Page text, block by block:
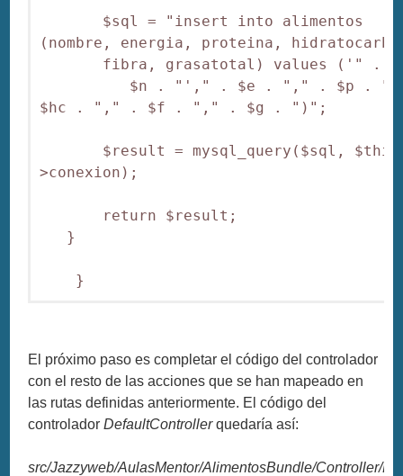
$sql = "insert into alimentos
(nombre, energia, proteina,
fibra, grasatotal) values ('" .
$n . "'," . $e . "," . $p .
$hc . "," . $f . "," . $g . ")";
$result = mysql_query($sql,
>conexion);
return $result;
}
}
El próximo paso es completar el código del controlador
con el resto de las acciones que se han mapeado en
las rutas definidas anteriormente. El código del
controladorDefaultControllerquedaría así:
src/Jazzyweb/AulasMentor/AlimentosBundle/Controller/